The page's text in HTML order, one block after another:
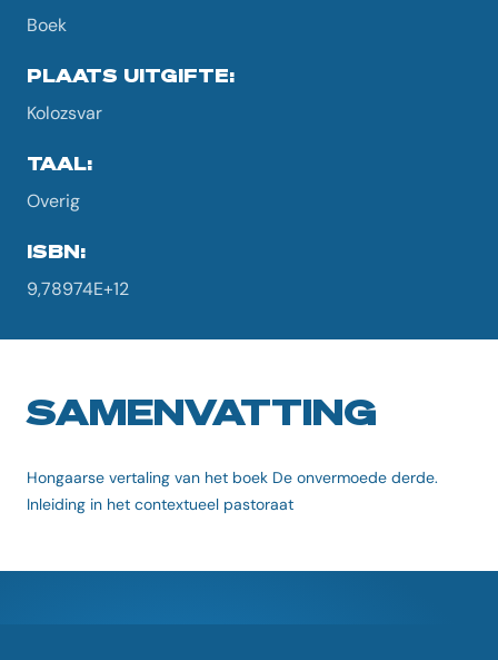
Boek
PLAATS UITGIFTE:
Kolozsvar
TAAL:
Overig
ISBN:
9,78974E+12
SAMENVATTING
Hongaarse vertaling van het boek De onvermoede derde.
Inleiding in het contextueel pastoraat